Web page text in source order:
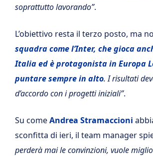
soprattutto lavorando”.
L’obiettivo resta il terzo posto, ma
squadra come l’Inter, che gioca
Italia ed è protagonista in Europa
puntare sempre in alto. I risultati
d’accordo con i progetti iniziali”.
Su comeAndrea Stramaccioni
sconfitta di ieri, il team manager
perderà mai le convinzioni, vuole